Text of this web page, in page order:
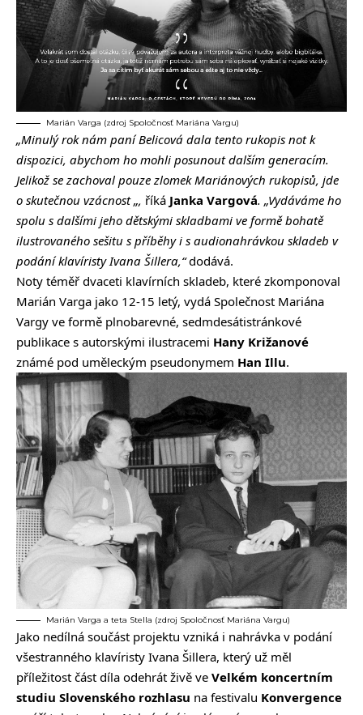
Marián Varga (zdroj Spoločnosť Mariána Vargu)
„Minulý rok nám paní Belicová dala tento rukopis not k
dispozici, abychom ho mohli posunout dalším generacím.
Jelikož se zachoval pouze zlomek Mariánových rukopisů, jde
o skutečnou vzácnost „, říká Janka Vargová. „Vydáváme ho
spolu s dalšími jeho dětskými skladbami ve formě bohatě
ilustrovaného sešitu s příběhy i s audionahrávkou skladeb v
podání klavíristy Ivana Šillera,“dodává.
Noty téměř dvaceti klavírních skladeb, které zkomponoval
Marián Varga jako 12-15 letý, vydá Společnost Mariána
Vargy ve formě plnobarevné, ​​sedmdesátistránkové
publikace s autorskými ilustracemi Hany Križanové
známé pod uměleckým pseudonymem Han Illu.
Marián Varga a teta Stella (zdroj Spoločnosť Mariána Vargu)
Jako nedílná součást projektu vzniká i nahrávka v podání
všestranného klavíristy Ivana Šillera, který už měl
příležitost část díla odehrát živě ve Velkém koncertním
studiu Slovenského rozhlasu na festivalu Konvergence